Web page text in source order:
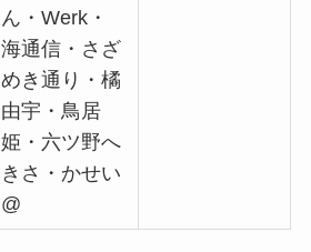
ん・Werk・
海通信・さざ
めき通り・橘
由宇・鳥居
姫・六ツ野へ
きさ・かせい
@